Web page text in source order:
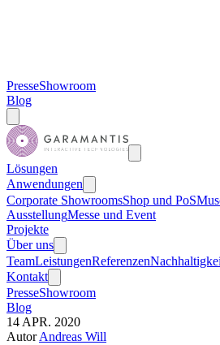
PresseShowroom
Blog
Lösungen
Anwendungen
Corporate ShowroomsShop und PoS
AusstellungMesse und Event
Projekte
Über uns
TeamLeistungenReferenzen
Kontakt
PresseShowroom
Blog
14 APR. 2020
AutorAndreas Will